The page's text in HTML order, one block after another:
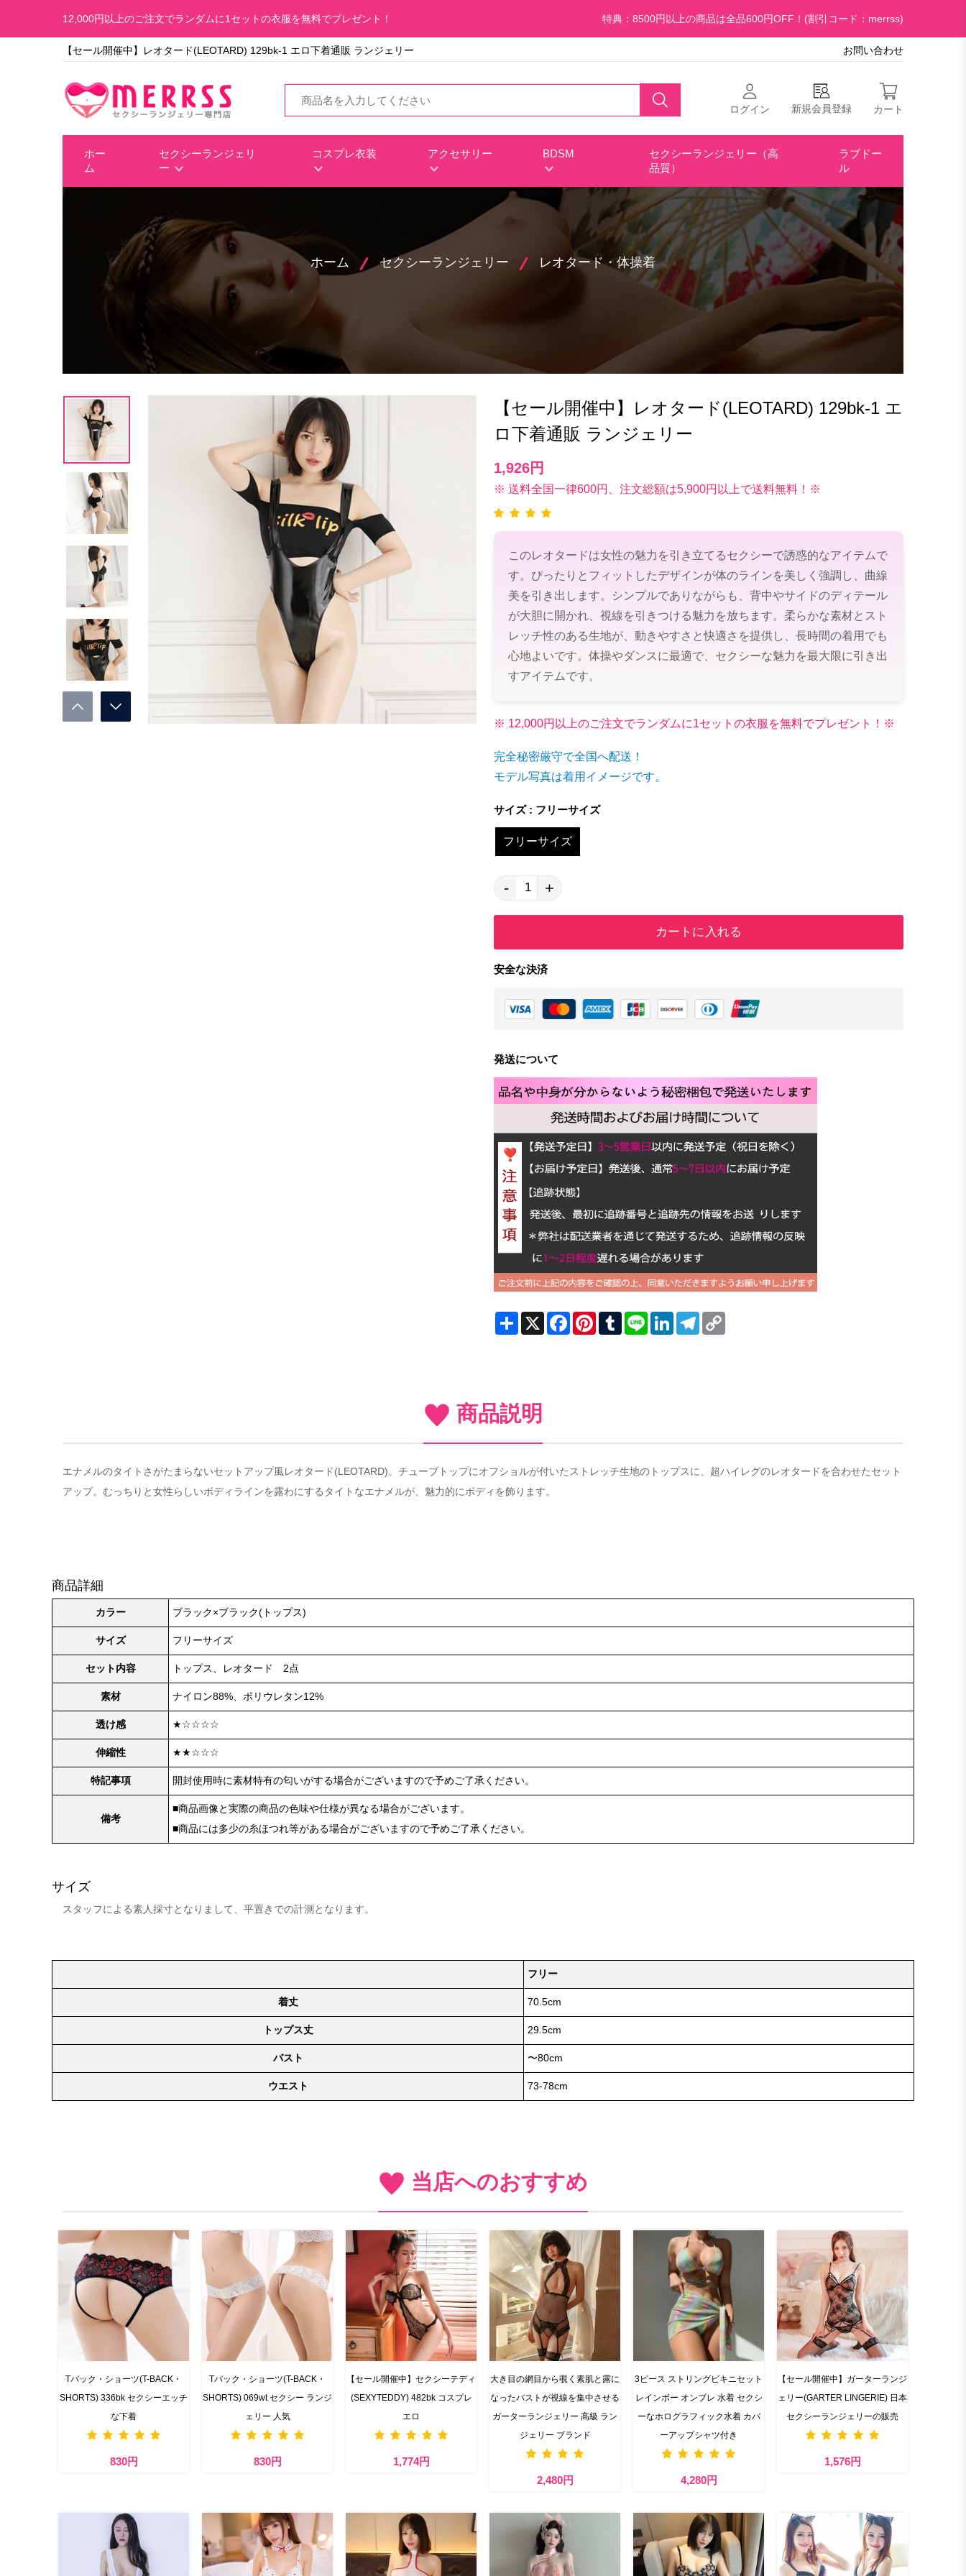
12,000円以上のご注文でランダムに1セットの衣服を無料でプレゼント！ 特典：8500円以上の商品は全品600円OFF！(割引コード：merrss)
【セール開催中】レオタード(LEOTARD) 129bk-1 エロ下着通販 ランジェリー お問い合わせ
ログイン 新規会員登録 カート
ホー
ム
セクシーランジェリ
ー
コスプレ衣装 アクセサリー BDSM
セクシーランジェリー（高
品質）
ラブドー
ル
ホーム セクシーランジェリー レオタード・体操着
【セール開催中】レオタード(LEOTARD) 129bk-1 エ
ロ下着通販 ランジェリー
1,926円
※ 送料全国一律600円、注文総額は5,900円以上で送料無料！※
このレオタードは女性の魅力を引き立てるセクシーで誘惑的なアイテムで
す。ぴったりとフィットしたデザインが体のラインを美しく強調し、曲線
美を引き出します。シンプルでありながらも、背中やサイドのディテール
が大胆に開かれ、視線を引きつける魅力を放ちます。柔らかな素材とスト
レッチ性のある生地が、動きやすさと快適さを提供し、長時間の着用でも
心地よいです。体操やダンスに最適で、セクシーな魅力を最大限に引き出
すアイテムです。
※ 12,000円以上のご注文でランダムに1セットの衣服を無料でプレゼント！※
完全秘密厳守で全国へ配送！
モデル写真は着用イメージです。
サイズ : フリーサイズ
フリーサイズ
- +
カートに入れる
安全な決済
発送について
ShareX FacebookPinterestTumblrLine LinkedInTelegram
商品説明
エナメルのタイトさがたまらないセットアップ風レオタード(LEOTARD)。チューブトップにオフショルが付いたストレッチ生地のトップスに、超ハイレグのレオタードを合わせたセット
アップ。むっちりと女性らしいボディラインを露わにするタイトなエナメルが、魅力的にボディを飾ります。
商品詳細
カラー ブラック×ブラック(トップス)
サイズ フリーサイズ
セット内容 トップス、レオタード 2点
素材 ナイロン88%、ポリウレタン12%
透け感 ★☆☆☆☆
伸縮性 ★★☆☆☆
特記事項 開封使用時に素材特有の匂いがする場合がございますので予めご了承ください。
備考
■商品画像と実際の商品の色味や仕様が異なる場合がございます。
■商品には多少の糸ほつれ等がある場合がございますので予めご了承ください。
サイズ
スタッフによる素人採寸となりまして、平置きでの計測となります。
フリー
着丈 70.5cm
トップス丈 29.5cm
バスト 〜80cm
ウエスト 73-78cm
当店へのおすすめ
Tバック・ショーツ(T-BACK・
SHORTS) 336bk セクシーエッチ
な下着
830円
Tバック・ショーツ(T-BACK・
SHORTS) 069wt セクシー ランジ
ェリー 人気
830円
【セール開催中】セクシーテディ
(SEXYTEDDY) 482bk コスプレ
エロ
1,774円
大き目の網目から覗く素肌と露に
なったバストが視線を集中させる
ガーターランジェリー 高級 ラン
ジェリー ブランド
2,480円
3ピース ストリングビキニセット
レインボー オンブレ 水着 セクシ
ーなホログラフィック水着 カバ
ーアップシャツ付き
4,280円
【セール開催中】ガーターランジ
ェリー(GARTER LINGERIE) 日本
セクシーランジェリーの販売
1,576円